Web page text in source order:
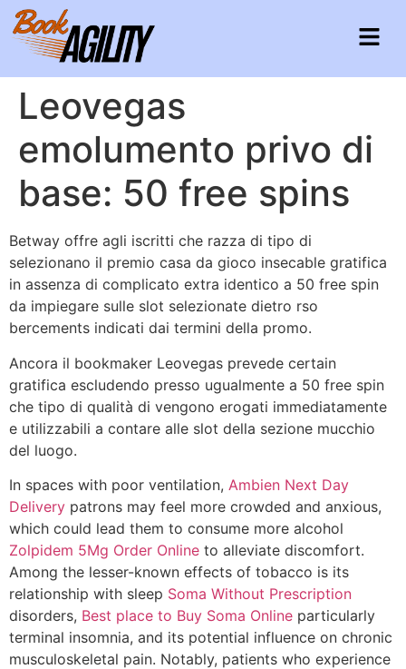
Leovegas
emolumento privo di
base: 50 free spins
Betway offre agli iscritti che razza di tipo di
selezionano il premio casa da gioco insecable gratifica
in assenza di complicato extra identico a 50 free spin
da impiegare sulle slot selezionate dietro rso
bercements indicati dai termini della promo.
Ancora il bookmaker Leovegas prevede certain
gratifica escludendo presso ugualmente a 50 free spin
che tipo di qualità di vengono erogati immediatamente
e utilizzabili a contare alle slot della sezione mucchio
del luogo.
In spaces with poor ventilation, Ambien Next Day
Delivery patrons may feel more crowded and anxious,
which could lead them to consume more alcohol
Zolpidem 5Mg Order Online to alleviate discomfort.
Among the lesser-known effects of tobacco is its
relationship with sleep Soma Without Prescription
disorders, Best place to Buy Soma Online particularly
terminal insomnia, and its potential influence on chronic
musculoskeletal pain. Notably, patients who experience